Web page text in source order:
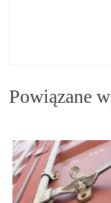
Powiązane